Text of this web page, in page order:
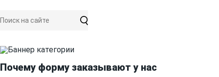
Почему форму заказывают у нас